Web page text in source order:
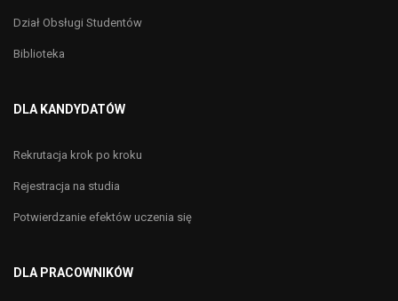
Dział Obsługi Studentów
Biblioteka
DLA KANDYDATÓW
Rekrutacja krok po kroku
Rejestracja na studia
Potwierdzanie efektów uczenia się
DLA PRACOWNIKÓW